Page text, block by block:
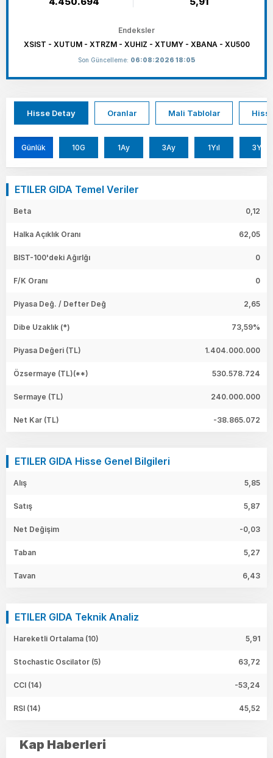
Endeksler
XSIST - XUTUM - XTRZM - XUHIZ - XTUMY - XBANA - XU500
Son Güncelleme: 06:08:2026 18:05
Hisse Detay Oranlar Mali Tablolar
Günlük 10G 1Ay 3Ay 1Yıl 3Yıl
ETILER GIDA Temel Veriler
Beta 0,12
Halka Açıklık Oranı 62,05
BIST-100'deki Ağırlğı 0
F/K Oranı 0
Piyasa Değ. / Defter Değ 2,65
Dibe Uzaklık (*) 73,59%
Piyasa Değeri (TL) 1.404.000.000
Özsermaye (TL)(**) 530.578.724
Sermaye (TL) 240.000.000
Net Kar (TL) -38.865.072
ETILER GIDA Hisse Genel Bilgileri
Alış 5,85
Satış 5,87
Net Değişim -0,03
Taban 5,27
Tavan 6,43
ETILER GIDA Teknik Analiz
Hareketli Ortalama (10) 5,91
Stochastic Oscilator (5) 63,72
CCI (14) -53,24
RSI (14) 45,52
Kap Haberleri